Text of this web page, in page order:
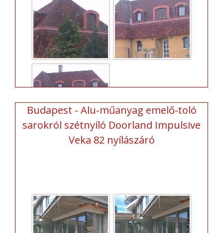
Budapest - Alu-műanyag emelő-toló
sarokról szétnyíló Doorland Impulsive
Veka 82 nyílászáró